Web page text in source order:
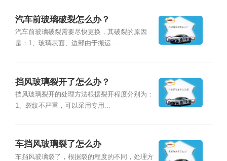
汽车前玻璃破裂怎么办？
汽车前玻璃破裂需要尽快更换，其破裂的原因
是：1、玻璃表面、边部由于搬运...
挡风玻璃裂开了怎么办？
挡风玻璃裂开的处理方法根据裂开程度分别为：
1、裂纹不严重，可以采用专用...
车挡风玻璃裂了怎么办
车挡风玻璃裂了，根据裂的程度的不同，处理方